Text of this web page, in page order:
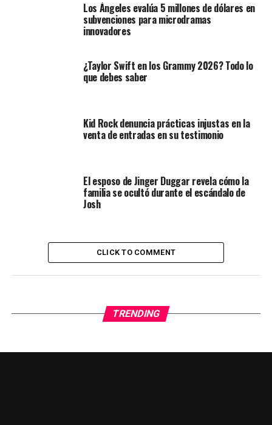
Los Ángeles evalúa 5 millones de dólares en
subvenciones para microdramas
innovadores
¿Taylor Swift en los Grammy 2026? Todo lo
que debes saber
Kid Rock denuncia prácticas injustas en la
venta de entradas en su testimonio
El esposo de Jinger Duggar revela cómo la
familia se ocultó durante el escándalo de
Josh
CLICK TO COMMENT
TRENDING